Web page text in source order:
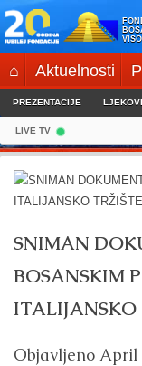
Skip
to
content
⌂ Aktuelnosti
PREZENTACIJE
LIVE TV
SNIMAN
BOSANSKIM
ITALIJANSKO
Objavljeno April